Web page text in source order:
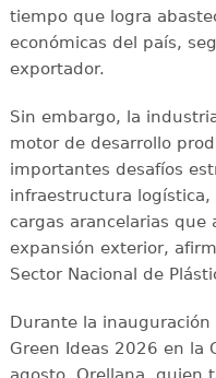
tiempo que logra
económicas del país,
exportador.
Sin embargo, la
motor de desarrollo
importantes desafíos
infraestructura
cargas arancelarias
expansión exterior,
Sector Nacional de
Durante la
Green Ideas 2026 en la